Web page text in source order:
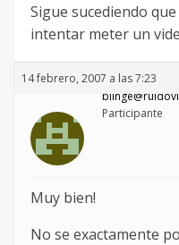
Sigue sucediendo
intentar meter un
14 febrero, 2007 a las 7:23
Participante
Muy bien!
No se exactamente